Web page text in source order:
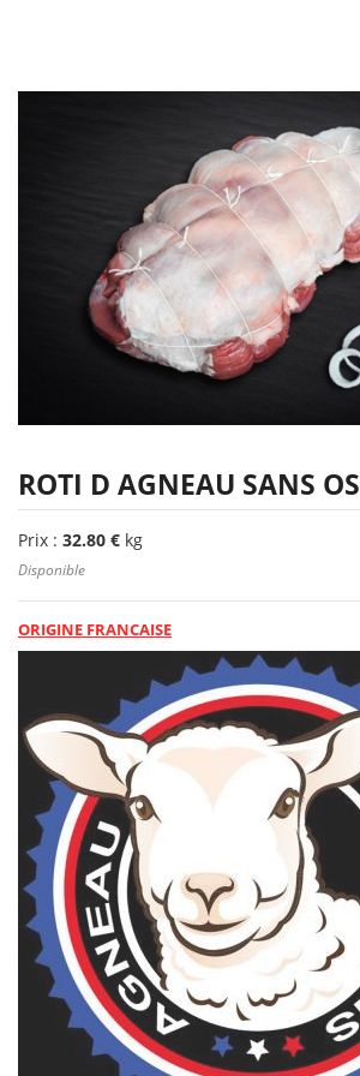
ROTI D AGNEAU SANS OS
Prix : 32.80 € kg
Disponible
ORIGINE FRANCAISE